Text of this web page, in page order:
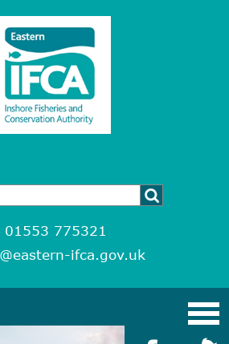
775321
ifca.gov.uk